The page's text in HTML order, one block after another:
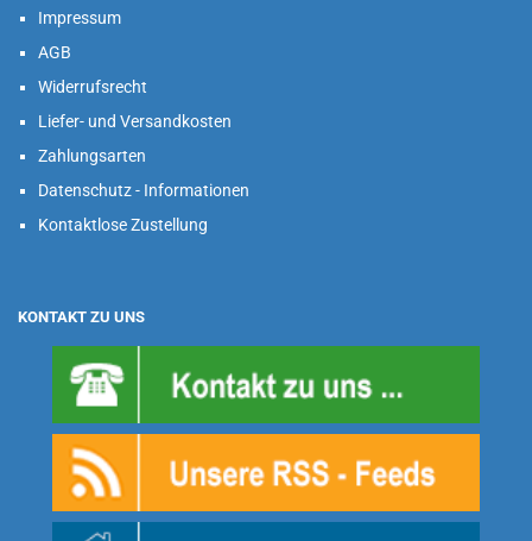
Impressum
AGB
Widerrufsrecht
Liefer- und Versandkosten
Zahlungsarten
Datenschutz - Informationen
Kontaktlose Zustellung
KONTAKT ZU UNS